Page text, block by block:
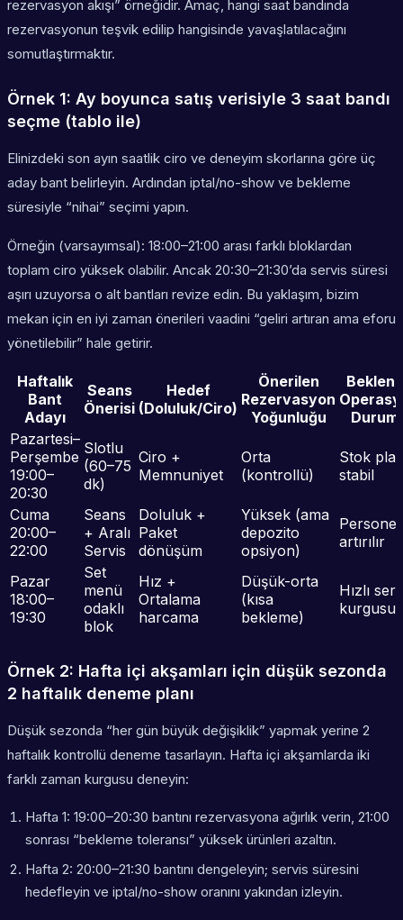
rezervasyon akışı” örneğidir. Amaç, hangi saat bandında
rezervasyonun teşvik edilip hangisinde yavaşlatılacağını
somutlaştırmaktır.
Örnek 1: Ay boyunca satış verisiyle 3 saat bandı
seçme (tablo ile)
Elinizdeki son ayın saatlik ciro ve deneyim skorlarına göre üç
aday bant belirleyin. Ardından iptal/no-show ve bekleme
süresiyle “nihai” seçimi yapın.
Örneğin (varsayımsal): 18:00–21:00 arası farklı bloklardan
toplam ciro yüksek olabilir. Ancak 20:30–21:30’da servis süresi
aşırı uzuyorsa o alt bantları revize edin. Bu yaklaşım, bizim
mekan için en iyi zaman önerileri vaadini “geliri artıran ama eforu
yönetilebilir” hale getirir.
Haftalık
Bant
Adayı
Seans
Önerisi
Hedef
(Doluluk/Ciro)
Önerilen
Rezervasyon
Yoğunluğu
Pazartesi–
Perşembe
19:00–
20:30
Slotlu
(60–75
dk)
Ciro +
Memnuniyet
Orta
(kontrollü)
Stok
stabil
Cuma
20:00–
22:00
Seans
+ Aralı
Servis
Doluluk +
Paket
dönüşüm
Yüksek (ama
depozito
opsiyon)
Personel
artırılır
Pazar
18:00–
19:30
Set
menü
odaklı
blok
Hız +
Ortalama
harcama
Düşük-orta
(kısa
bekleme)
Hızlı
kurgusu
Örnek 2: Hafta içi akşamları için düşük sezonda
2 haftalık deneme planı
Düşük sezonda “her gün büyük değişiklik” yapmak yerine 2
haftalık kontrollü deneme tasarlayın. Hafta içi akşamlarda iki
farklı zaman kurgusu deneyin:
Hafta 1: 19:00–20:30 bantını rezervasyona ağırlık verin, 21:00
sonrası “bekleme toleransı” yüksek ürünleri azaltın.
Hafta 2: 20:00–21:30 bantını dengeleyin; servis süresini
hedefleyin ve iptal/no-show oranını yakından izleyin.